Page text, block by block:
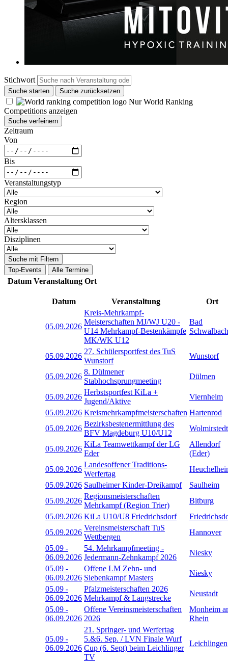
Stichwort
Suche starten Suche zurücksetzen
Nur World Ranking
Competitions anzeigen
Suche verfeinern
Zeitraum
Von
Bis
Veranstaltungstyp
Region
Altersklassen
Disziplinen
Suche mit Filtern
Top-Events
Alle Termine
Datum Veranstaltung Ort
Datum Veranstaltung Ort
05.09.2026
Kreis-Mehrkampf-
Meisterschaften MJ/WJ U20 -
U14 Mehrkampf-Bestenkämpfe
MK/WK U12
Bad
Schwalbach
05.09.2026
27. Schülersportfest des TuS
Wunstorf
Wunstorf
05.09.2026
8. Dülmener
Stabhochsprungmeeting
Dülmen
05.09.2026
Herbstsportfest KiLa +
Jugend/Aktive
Viernheim
05.09.2026 Kreismehrkampfmeisterschaften Hartenrod
05.09.2026
Bezirksbestenermittlung des
BFV Magdeburg U10/U12
Wolmirstedt
05.09.2026
KiLa Teamwettkampf der LG
Eder
Allendorf
(Eder)
05.09.2026
Landesoffener Traditions-
Werfertag
05.09.2026 Saulheimer Kinder-Dreikampf
Saulheim
05.09.2026
Regionsmeisterschaften
Mehrkampf (Region Trier)
Bitburg
05.09.2026 KiLa U10/U8 Friedrichsdorf
05.09.2026
Vereinsmeisterschaft TuS
Wettbergen
Hannover
05.09 -
06.09.2026
54. Mehrkampfmeeting -
Jedermann-Zehnkampf 2026
Niesky
05.09 -
06.09.2026
Offene LM Zehn- und
Siebenkampf Masters
Niesky
05.09 -
06.09.2026
Pfalzmeisterschaften 2026
Mehrkampf & Langstrecke
Neustadt
05.09 -
06.09.2026
Offene Vereinsmeisterschaften
2026
Monheim
Rhein
05.09 -
06.09.2026
21. Springer- und Werfertag
5.&6. Sep. / LVN Finale Wurf
Cup (6. Sept) beim Leichlinger
TV
Leichlingen